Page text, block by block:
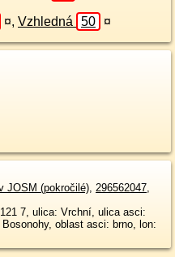
¤, Vzhledná 50 ¤
JOSM (pokročilé), 296562047,
7, ulica: Vrchní, ulica asci: